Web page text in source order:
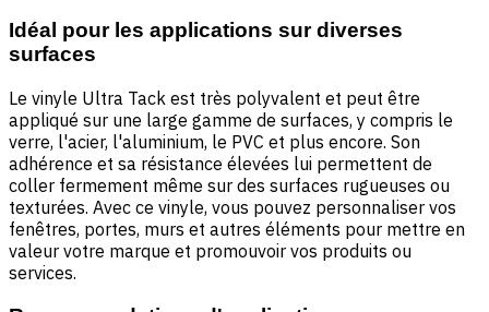
Idéal pour les applications sur diverses
surfaces
Le vinyle Ultra Tack est très polyvalent et peut être
appliqué sur une large gamme de surfaces, y compris le
verre, l'acier, l'aluminium, le PVC et plus encore. Son
adhérence et sa résistance élevées lui permettent de
coller fermement même sur des surfaces rugueuses ou
texturées. Avec ce vinyle, vous pouvez personnaliser vos
fenêtres, portes, murs et autres éléments pour mettre en
valeur votre marque et promouvoir vos produits ou
services.